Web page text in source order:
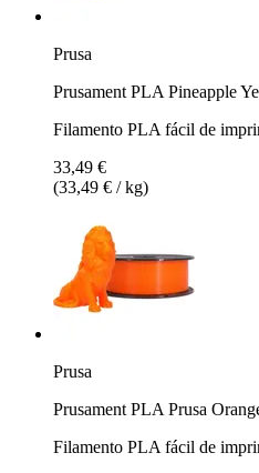
Prusa
Prusament PLA Pineapple
Filamento PLA fácil de
33,49 €
(33,49 € / kg)
Prusa
Prusament PLA Prusa
Filamento PLA fácil de